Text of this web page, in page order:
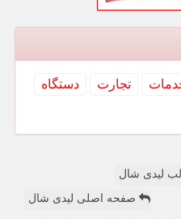
تجارت
دستگاه
لیدی شال
صفحه اصلی لیدی شال